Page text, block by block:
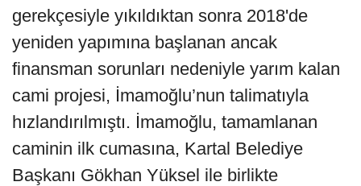
gerekçesiyle yıkıldıktan sonra 2018'de
yeniden yapımına başlanan ancak
finansman sorunları nedeniyle yarım kalan
cami projesi, İmamoğlu’nun talimatıyla
hızlandırılmıştı. İmamoğlu, tamamlanan
caminin ilk cumasına, Kartal Belediye
Başkanı Gökhan Yüksel ile birlikte